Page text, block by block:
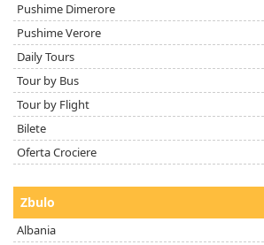
Pushime Dimerore
Pushime Verore
Daily Tours
Tour by Bus
Tour by Flight
Bilete
Oferta Crociere
Zbulo
Albania